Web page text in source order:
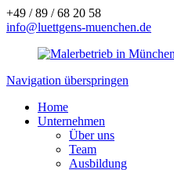
+49 / 89 / 68 20 58
info@luettgens-muenchen.de
Navigation überspringen
Home
Unternehmen
Über uns
Team
Ausbildung